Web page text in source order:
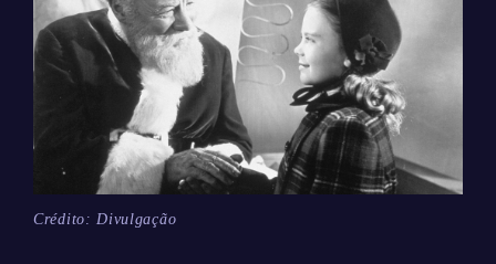
Crédito: Divulgação